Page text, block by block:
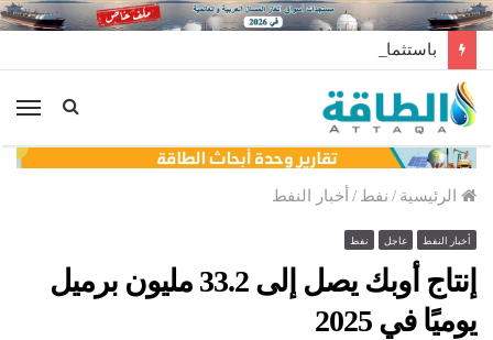
باستثمارات عربية.. حقل غاز ضخم ينتظر قرارًا مصيريًا
الرئيسية / نفط / أخبار النفط
أخبار النفط عاجل نفط
إنتاج أوبك يصل إلى 33.2 مليون برميل
يوميًا في 2025